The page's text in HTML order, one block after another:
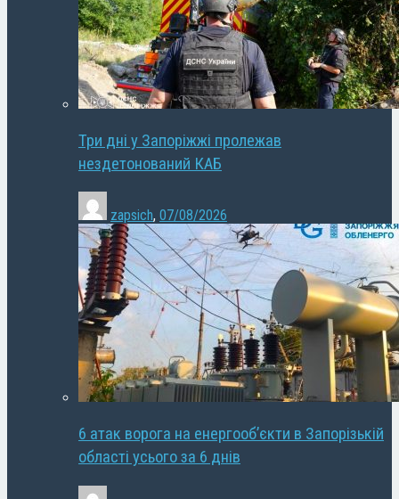
Три дні у Запоріжжі пролежав
нездетонований КАБ
zapsich, 07/08/2026
6 атак ворога на енергооб’єкти в Запорізькій
області усього за 6 днів